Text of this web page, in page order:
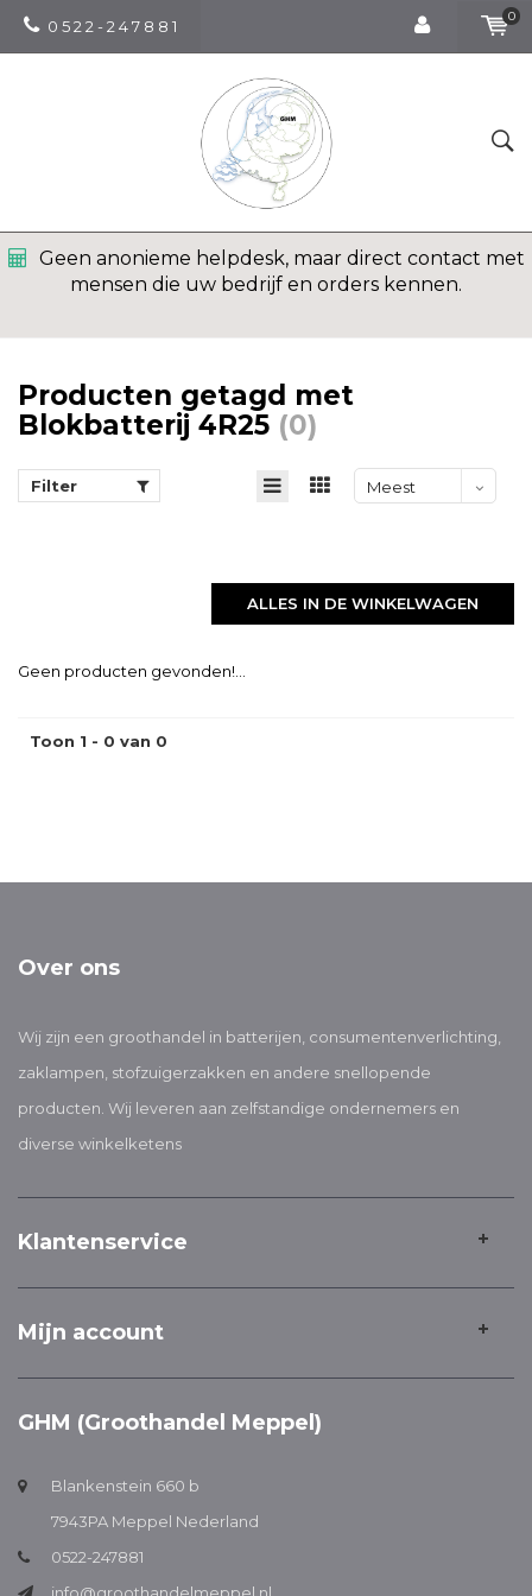
0 5 2 2 - 2 4 7 8 8 1
0
Geen anonieme helpdesk, maar direct contact met
mensen die uw bedrijf en orders kennen.
Producten getagd met
Blokbatterij 4R25 (0)
Filter
Meest
ALLES IN DE WINKELWAGEN
Geen producten gevonden!...
Toon 1 - 0 van 0
Over ons
Wij zijn een groothandel in batterijen, consumentenverlichting,
zaklampen, stofzuigerzakken en andere snellopende
producten. Wij leveren aan zelfstandige ondernemers en
diverse winkelketens
Klantenservice
Mijn account
GHM (Groothandel Meppel)
Blankenstein 660 b
7943PA Meppel Nederland
0522-247881